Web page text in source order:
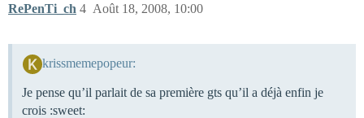
RePenTi_ch Août 18, 2008, 10:00
4
krissmemepopeur:
Je pense qu’il parlait de sa première gts qu’il a déjà enfin je
crois :sweet: